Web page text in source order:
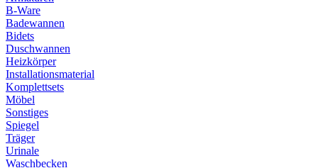
B-Ware
Badewannen
Bidets
Duschwannen
Heizkörper
Installationsmaterial
Komplettsets
Möbel
Sonstiges
Spiegel
Träger
Urinale
Waschbecken